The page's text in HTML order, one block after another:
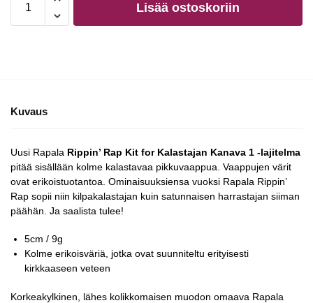
Lisää ostoskoriin
Kuvaus
Uusi Rapala Rippin’ Rap Kit for Kalastajan Kanava 1 -lajitelma
pitää sisällään kolme kalastavaa pikkuvaappua. Vaappujen värit
ovat erikoistuotantoa. Ominaisuuksiensa vuoksi Rapala Rippin’
Rap sopii niin kilpakalastajan kuin satunnaisen harrastajan siiman
päähän. Ja saalista tulee!
5cm / 9g
Kolme erikoisväriä, jotka ovat suunniteltu erityisesti
kirkkaaseen veteen
Korkeakylkinen, lähes kolikkomaisen muodon omaava Rapala